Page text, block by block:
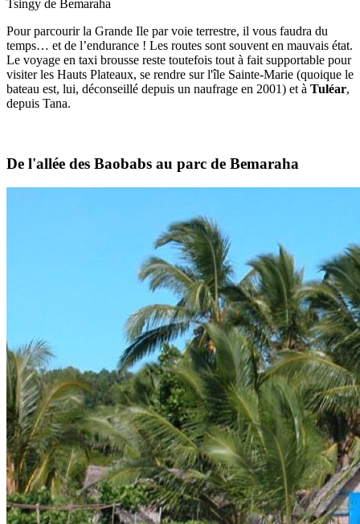
Tsingy de Bemaraha
Pour parcourir la Grande Ile par voie terrestre, il vous faudra du
temps… et de l’endurance ! Les routes sont souvent en mauvais état.
Le voyage en taxi brousse reste toutefois tout à fait supportable pour
visiter les Hauts Plateaux, se rendre sur l'île Sainte-Marie (quoique le
bateau est, lui, déconseillé depuis un naufrage en 2001) et à Tuléar,
depuis Tana.
De l'allée des Baobabs au parc de Bemaraha